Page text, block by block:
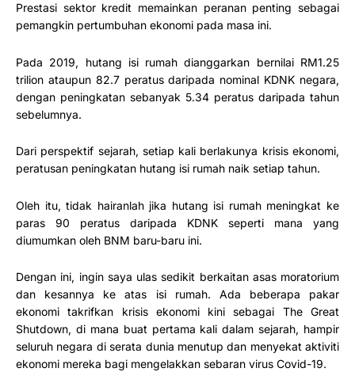
Prestasi sektor kredit memainkan peranan penting sebagai
pemangkin pertumbuhan ekonomi pada masa ini.
Pada 2019, hutang isi rumah dianggarkan bernilai RM1.25
trilion ataupun 82.7 peratus daripada nominal KDNK negara,
dengan peningkatan sebanyak 5.34 peratus daripada tahun
sebelumnya.
Dari perspektif sejarah, setiap kali berlakunya krisis ekonomi,
peratusan peningkatan hutang isi rumah naik setiap tahun.
Oleh itu, tidak hairanlah jika hutang isi rumah meningkat ke
paras 90 peratus daripada KDNK seperti mana yang
diumumkan oleh BNM baru-baru ini.
Dengan ini, ingin saya ulas sedikit berkaitan asas moratorium
dan kesannya ke atas isi rumah. Ada beberapa pakar
ekonomi takrifkan krisis ekonomi kini sebagai The Great
Shutdown, di mana buat pertama kali dalam sejarah, hampir
seluruh negara di serata dunia menutup dan menyekat aktiviti
ekonomi mereka bagi mengelakkan sebaran virus Covid-19.